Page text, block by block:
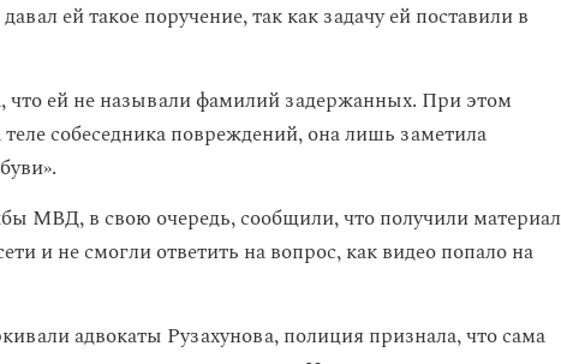
ей такое поручение, так как задачу ей поставили в
что ей не называли фамилий задержанных. При этом
собеседника повреждений, она лишь заметила
МВД, в свою очередь, сообщили, что получили материал
и не смогли ответить на вопрос, как видео попало на
адвокаты Рузахунова, полиция признала, что сама